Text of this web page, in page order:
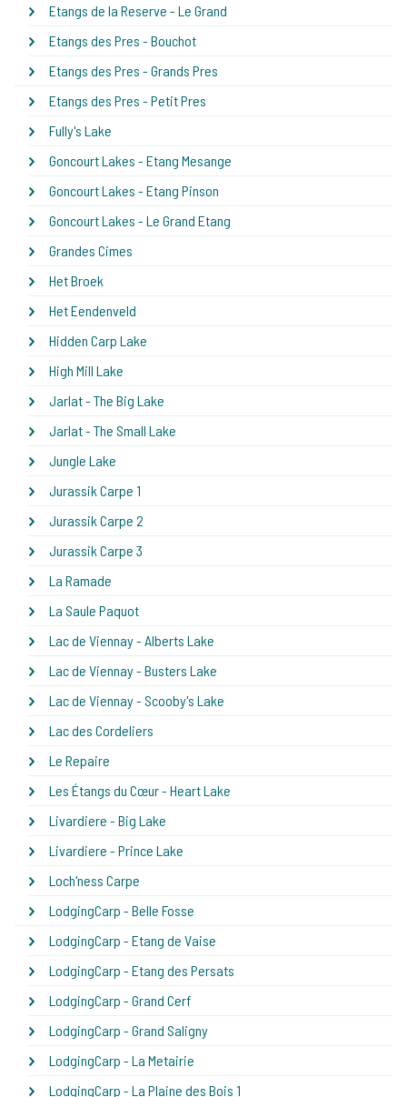
Etangs de la Reserve - Le Grand
Etangs des Pres - Bouchot
Etangs des Pres - Grands Pres
Etangs des Pres - Petit Pres
Fully's Lake
Goncourt Lakes - Etang Mesange
Goncourt Lakes - Etang Pinson
Goncourt Lakes - Le Grand Etang
Grandes Cimes
Het Broek
Het Eendenveld
Hidden Carp Lake
High Mill Lake
Jarlat - The Big Lake
Jarlat - The Small Lake
Jungle Lake
Jurassik Carpe 1
Jurassik Carpe 2
Jurassik Carpe 3
La Ramade
La Saule Paquot
Lac de Viennay - Alberts Lake
Lac de Viennay - Busters Lake
Lac de Viennay - Scooby's Lake
Lac des Cordeliers
Le Repaire
Les Étangs du Cœur - Heart Lake
Livardiere - Big Lake
Livardiere - Prince Lake
Loch'ness Carpe
LodgingCarp - Belle Fosse
LodgingCarp - Etang de Vaise
LodgingCarp - Etang des Persats
LodgingCarp - Grand Cerf
LodgingCarp - Grand Saligny
LodgingCarp - La Metairie
LodgingCarp - La Plaine des Bois 1